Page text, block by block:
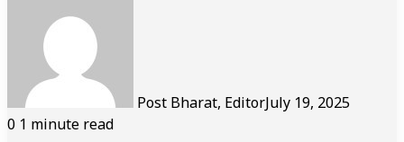
Post Bharat, EditorJuly 19, 2025
0 1 minute read